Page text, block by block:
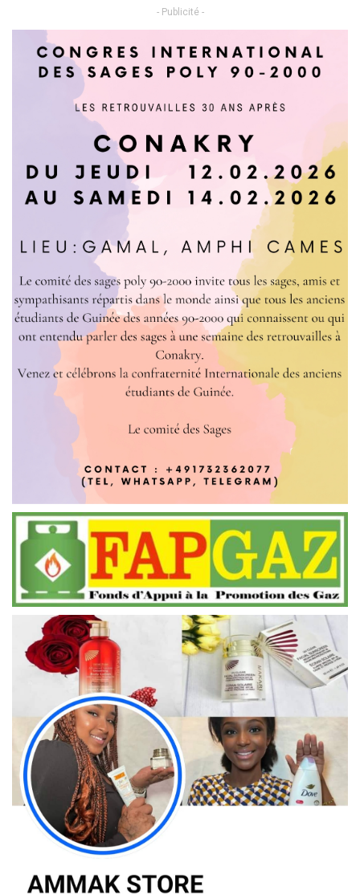
- Publicité -